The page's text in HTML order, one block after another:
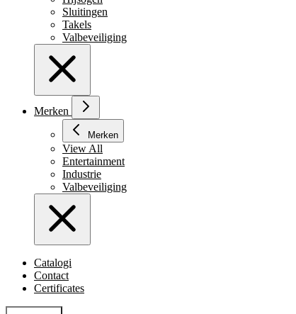
Sluitingen
Takels
Valbeveiliging
Merken
Merken
View All
Entertainment
Industrie
Valbeveiliging
Catalogi
Contact
Certificates